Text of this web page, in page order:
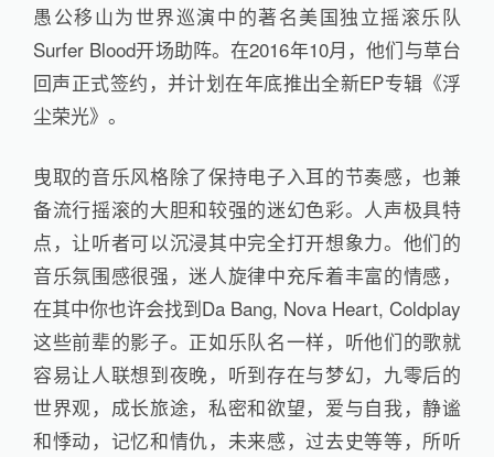
愚公移山为世界巡演中的著名美国独立摇滚乐队
Surfer Blood开场助阵。在2016年10月，他们与草台
回声正式签约，并计划在年底推出全新EP专辑《浮
尘荣光》。
曳取的音乐风格除了保持电子入耳的节奏感，也兼
备流行摇滚的大胆和较强的迷幻色彩。人声极具特
点，让听者可以沉浸其中完全打开想象力。他们的
音乐氛围感很强，迷人旋律中充斥着丰富的情感，
在其中你也许会找到Da Bang, Nova Heart, Coldplay
这些前辈的影子。正如乐队名一样，听他们的歌就
容易让人联想到夜晚，听到存在与梦幻，九零后的
世界观，成长旅途，私密和欲望，爱与自我，静谧
和悸动，记忆和情仇，未来感，过去史等等，所听